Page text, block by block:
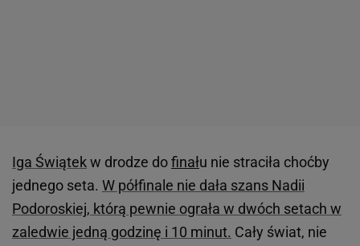
Iga Świątekw drodze dofinału nie straciła choćby
jednego seta. W półfinale nie dała szans Nadii
Podoroskiej, którą pewnie ograła w dwóch setach w
zaledwie jedną godzinę i 10 minut. Cały świat, nie